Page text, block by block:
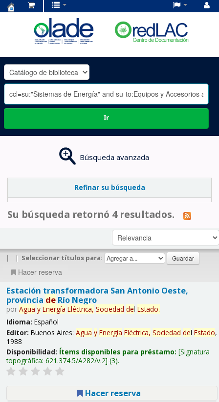
OLADE
-
Ir
Búsqueda avanzada
Refinar su búsqueda
Su búsqueda retornó 4 resultados.
| | Seleccionar títulos para:
Hacer reserva
Estación transformadora San Antonio Oeste,
provincia deRío Negro
por Agua y Energía Eléctrica, Sociedad del Estado.
Idioma: Español
Editor: Buenos Aires: Agua y Energía Eléctrica, Sociedad del Estado,
1988
Disponibilidad: Ítems disponibles para préstamo: Signatura
topográfica: 621.374.5/A282/v.2 (3).
Hacer reserva